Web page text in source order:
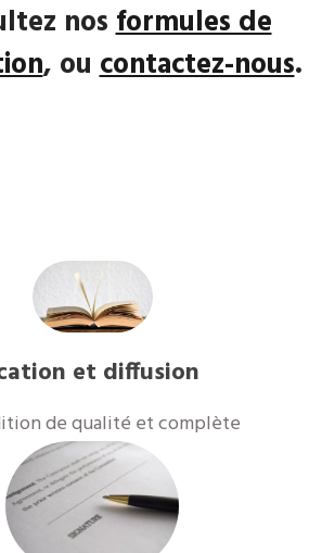
nosformules de
, oucontactez-nous.
et diffusion
de qualité et complète